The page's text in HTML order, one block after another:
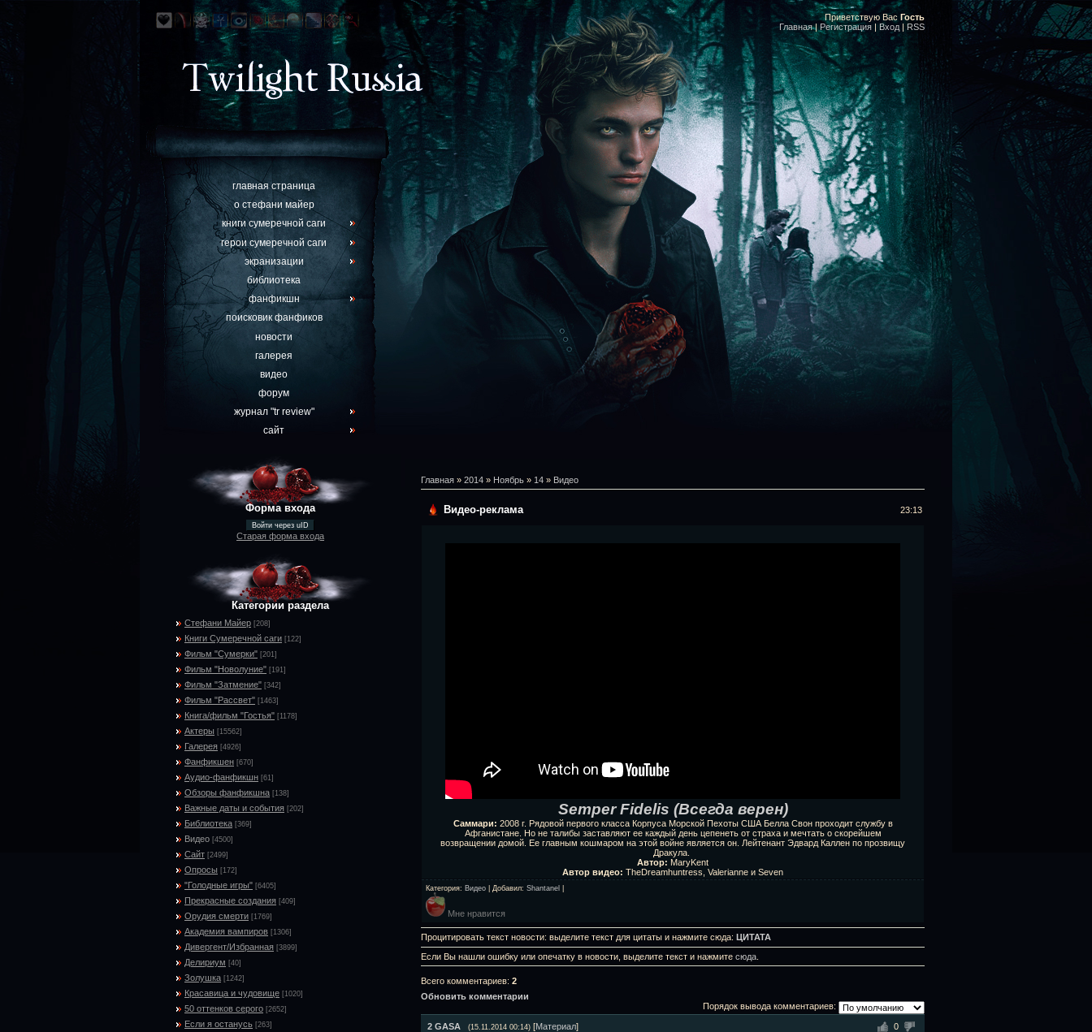
Приветствую Вас Гость
Главная| Регистрация | Вход | RSS
главная страница
о стефани майер
книги сумеречной саги
герои сумеречной саги
экранизации
библиотека
фанфикшн
поисковик фанфиков
новости
галерея
видео
форум
журнал "tr review"
сайт
Форма входа
Войти через uID
Старая форма входа
Категории раздела
Стефани Майер [208]
Книги Сумеречной саги [122]
Фильм "Сумерки" [201]
Фильм "Новолуние" [191]
Фильм "Затмение" [342]
Фильм "Рассвет" [1463]
Книга/фильм "Гостья" [1178]
Актеры [15562]
Галерея [4926]
Фанфикшен [670]
Аудио-фанфикшн [61]
Обзоры фанфикшна [138]
Важные даты и события [202]
Библиотека [369]
Видео [4500]
Сайт [2499]
Опросы [172]
"Голодные игры" [6405]
Прекрасные создания [409]
Орудия смерти [1769]
Академия вампиров [1306]
Дивергент/Избранная [3899]
Делириум [40]
Золушка [1242]
Красавица и чудовище [1020]
50 оттенков серого [2652]
Если я останусь [263]
Главная » 2014 » Ноябрь » 14 » Видео
Видео-реклама 23:13
Semper Fidelis (Всегда верен)
Саммари: 2008 г. Рядовой первого класса Корпуса Морской Пехоты США Белла Свон проходит службу в
Афганистане. Но не талибы заставляют ее каждый день цепенеть от страха и мечтать о скорейшем
возвращении домой. Ее главным кошмаром на этой войне является он. Лейтенант Эдвард Каллен по прозвищу
Дракула.
Автор: MaryKent
Автор видео: TheDreamhuntress, Valerianne и Seven
Категория: Видео Добавил: Shantanel
Мне нравится
Процитировать текст новости: выделите текст для цитаты и нажмите сюда: ЦИТАТА
Если Вы нашли ошибку или опечатку в новости, выделите текст и нажмите сюда
Всего комментариев: 2
Обновить комментарии
Порядок вывода комментариев:
0
2 GASA (15.11.2014 00:14) [Материал]